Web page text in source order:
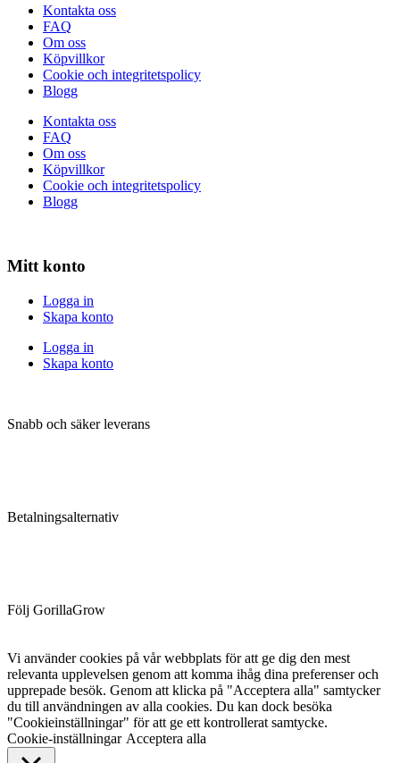
Kontakta oss
FAQ
Om oss
Köpvillkor
Cookie och integritetspolicy
Blogg
Kontakta oss
FAQ
Om oss
Köpvillkor
Cookie och integritetspolicy
Blogg
Mitt konto
Logga in
Skapa konto
Logga in
Skapa konto
Snabb och säker leverans
Betalningsalternativ
Följ GorillaGrow
Vi använder cookies på vår webbplats för att ge dig den mest
relevanta upplevelsen genom att komma ihåg dina preferenser och
upprepade besök. Genom att klicka på "Acceptera alla" samtycker
du till användningen av alla cookies. Du kan dock besöka
"Cookieinställningar" för att ge ett kontrollerat samtycke.
Cookie-inställningar Acceptera alla